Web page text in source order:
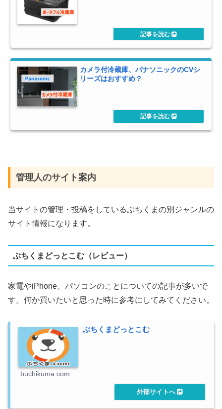
カメラ付冷蔵庫、パナソニックのCVシ
リーズはおすすめ？
管理人のサイト案内
当サイトの管理・投稿をしているぶちくまの別ジャンルの
サイト情報になります。
ぶちくまどっとこむ（レビュー）
家電やiPhone、パソコンのことについての記事が多いで
す。何か買いたいと思った時に参考にしてみてください。
ぶちくまどっとこむ
buchikuma.com